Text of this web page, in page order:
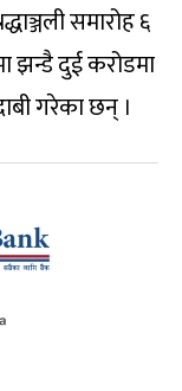
समारोह ६
झन्डै दुई करोडमा
गरेका छन् ।